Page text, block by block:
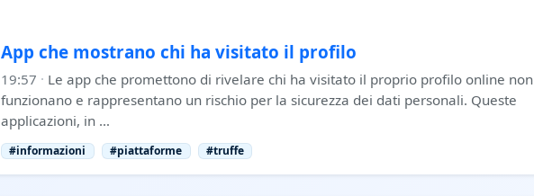
App che mostrano chi ha visitato il profilo
19:57 · Le app che promettono di rivelare chi ha visitato il proprio profilo online non
funzionano e rappresentano un rischio per la sicurezza dei dati personali. Queste
applicazioni, in …
#informazioni #piattaforme #truffe